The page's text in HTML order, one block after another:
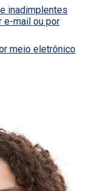
inadimplentes
e-mail ou por
meio eletrônico